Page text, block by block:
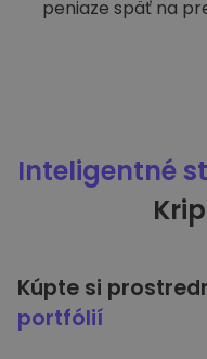
peniaze späť na
Inteligentné
Kúpte si
portfólií